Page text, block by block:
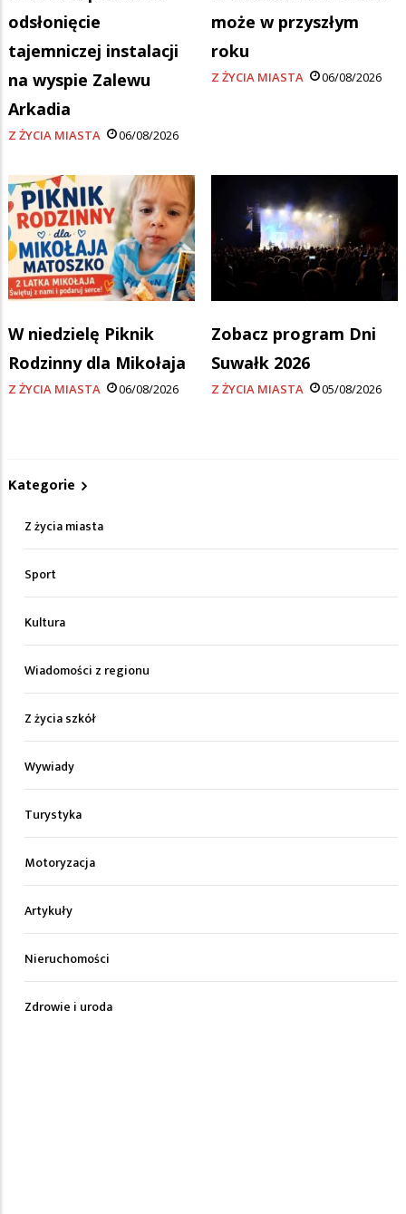
odsłonięcie
tajemniczej instalacji
na wyspie Zalewu
Arkadia
Z ŻYCIA MIASTA 06/08/2026
może w przyszłym
roku
Z ŻYCIA MIASTA 06/08/2026
W niedzielę Piknik
Rodzinny dla Mikołaja
Z ŻYCIA MIASTA 06/08/2026
Zobacz program Dni
Suwałk 2026
Z ŻYCIA MIASTA 05/08/2026
Kategorie
Z życia miasta
Sport
Kultura
Wiadomości z regionu
Z życia szkół
Wywiady
Turystyka
Motoryzacja
Artykuły
Nieruchomości
Zdrowie i uroda